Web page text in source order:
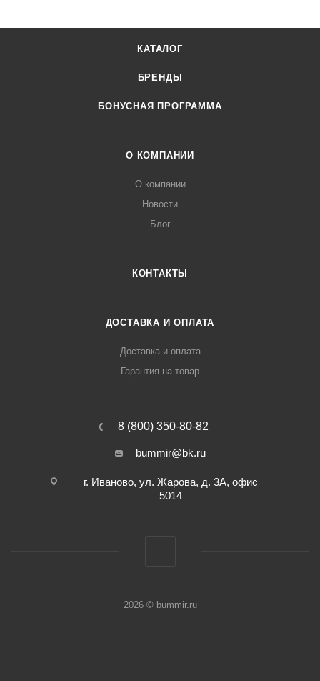
КАТАЛОГ
БРЕНДЫ
БОНУСНАЯ ПРОГРАММА
О КОМПАНИИ
О компании
Новости
Блог
КОНТАКТЫ
ДОСТАВКА И ОПЛАТА
Доставка и оплата
Гарантия на товар
8 (800) 350-80-82
bummir@bk.ru
г. Иваново, ул. Жарова, д. 3А, офис
5014
2026 © bummir.ru